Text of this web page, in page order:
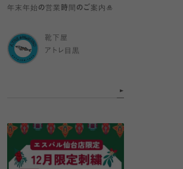
年末年始の営業時間のご案内🎍
靴下屋
アトレ目黒